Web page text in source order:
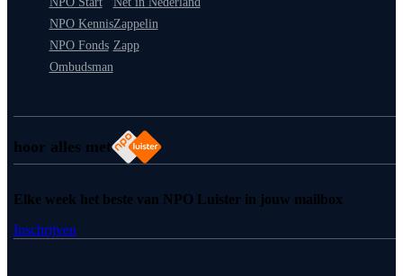
hoor alles met
NPO Kennis
NPO Fonds
Ombudsman
Zappelin
Zapp
Elke week het beste van NPO Luister in jouw mailbox
Inschrijven